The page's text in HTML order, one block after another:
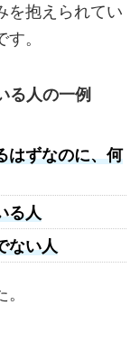
を抱えられてい
。
る人の一例
はずなのに、何
る人
ない人